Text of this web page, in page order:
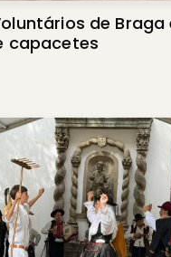
de
capacetes